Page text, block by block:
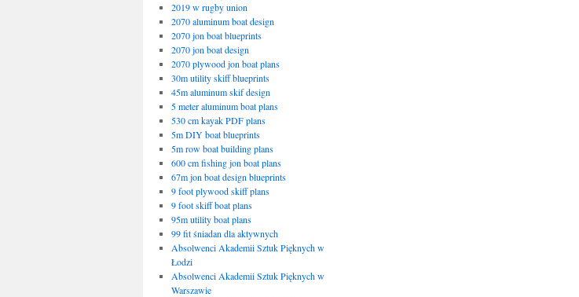
2019 w rugby union
2070 aluminum boat design
2070 jon boat blueprints
2070 jon boat design
2070 plywood jon boat plans
30m utility skiff blueprints
45m aluminum skif design
5 meter aluminum boat plans
530 cm kayak PDF plans
5m DIY boat blueprints
5m row boat building plans
600 cm fishing jon boat plans
67m jon boat design blueprints
9 foot plywood skiff plans
9 foot skiff boat plans
95m utility boat plans
99 fit śniadan dla aktywnych
Absolwenci Akademii Sztuk Pięknych w
Łodzi
Absolwenci Akademii Sztuk Pięknych w
Warszawie